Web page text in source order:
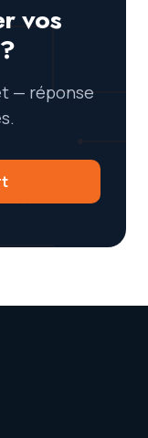
vos
— réponse